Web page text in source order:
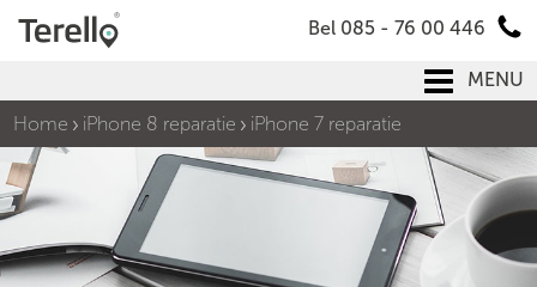
Bel 085 - 76 00 446
MENU
Home
iPhone 8 reparatie iPhone 7 reparatie